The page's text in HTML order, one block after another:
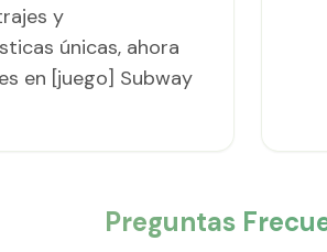
y
únicas, ahora
en [juego] Subway
Preguntas